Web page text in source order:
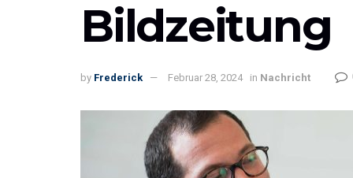
Bildzeitung
by Frederick Februar 28, 2024 in Nachricht